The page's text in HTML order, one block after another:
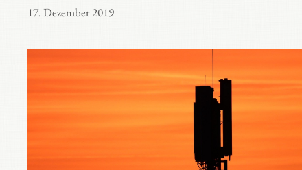
17. Dezember 2019